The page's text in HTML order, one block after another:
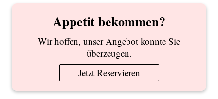
Appetit bekommen?
Wir hoffen, unser Angebot konnte Sie
überzeugen.
Jetzt Reservieren